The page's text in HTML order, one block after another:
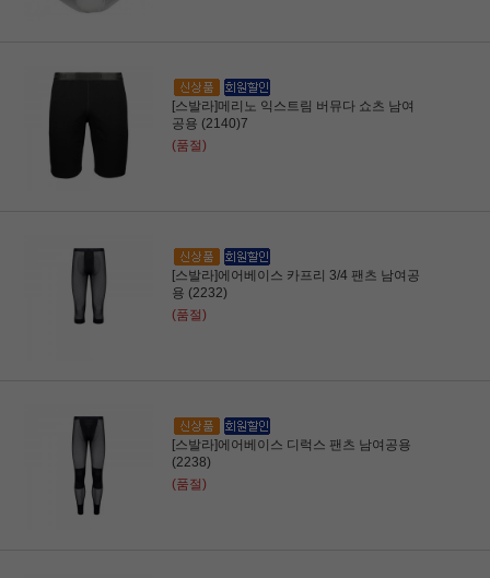
[스발라]메리노 익스트림 버뮤다 쇼츠 남여
공용 (2140)7
(품절)
[스발라]에어베이스 카프리 3/4 팬츠 남여공
용 (2232)
(품절)
[스발라]에어베이스 디럭스 팬츠 남여공용
(2238)
(품절)